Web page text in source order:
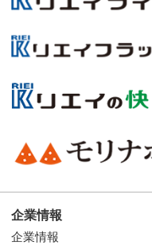
企業情報
企業情報